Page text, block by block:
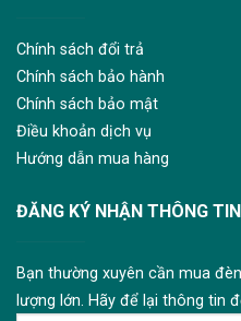
Chính sách đổi trả
Chính sách bảo hành
Chính sách bảo mật
Điều khoản dịch vụ
Hướng dẫn mua hàng
ĐĂNG KÝ NHẬN THÔNG TIN
Bạn thường xuyên cần mua
lượng lớn. Hãy để lại thông tin